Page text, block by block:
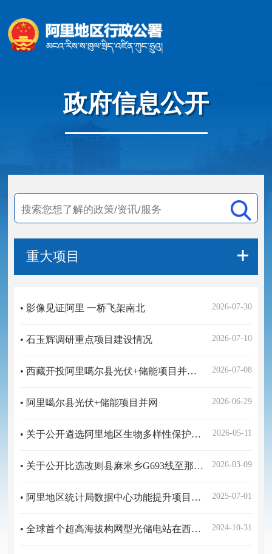
政府信息公开
重大项目
2026-07-30
• 影像见证阿里 一桥飞架南北
2026-07-10
• 石玉辉调研重点项目建设情况
2026-07-08
• 西藏开投阿里噶尔县光伏+储能项目并网发电
2026-06-29
• 阿里噶尔县光伏+储能项目并网
2026-05-11
• 关于公开遴选阿里地区生物多样性保护方案编制第三方技术单位的公告
2026-03-09
• 关于公开比选改则县麻米乡G693线至那木切村公路改建工程项目招标代理机构的公告
2025-07-01
• 阿里地区统计局数据中心功能提升项目询价公告
2024-10-31
• 全球首个超高海拔构网型光储电站在西藏阿里并网发电